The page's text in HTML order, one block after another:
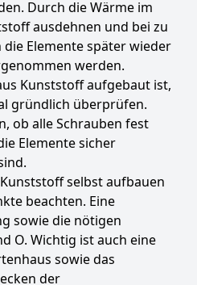
Durch die Wärme im
ausdehnen und bei zu
Elemente später wieder
werden.
Kunststoff aufgebaut ist,
gründlich überprüfen.
ob alle Schrauben fest
Elemente sicher
selbst aufbauen
beachten. Eine
sowie die nötigen
O. Wichtig ist auch eine
sowie das
der